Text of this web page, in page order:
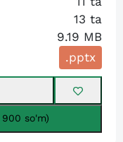
13 ta
9.19 MB
.pptx
so'm)